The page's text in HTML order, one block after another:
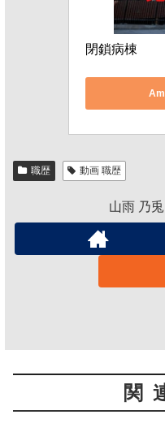
閉鎖病棟
職歴 動画 職歴
山雨 乃
関